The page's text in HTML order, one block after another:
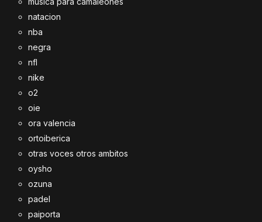
natacion
nba
negra
nfl
nike
o2
oie
ora valencia
ortoiberica
otras voces otros ambitos
oysho
ozuna
padel
paiporta